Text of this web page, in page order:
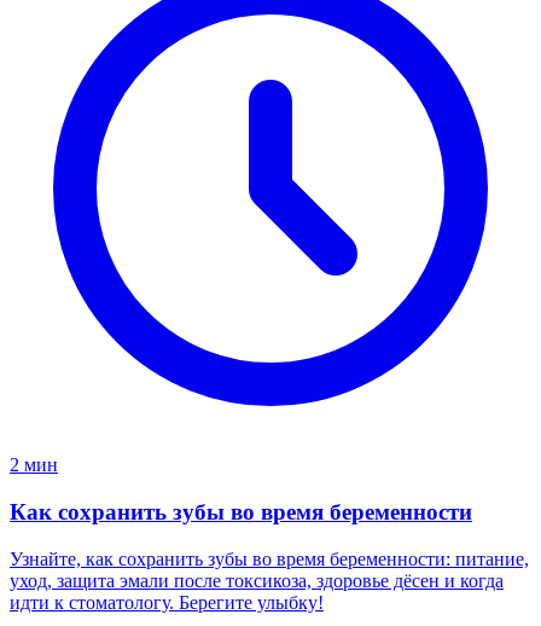
2 мин
Как сохранить зубы во время беременности
Узнайте, как сохранить зубы во время беременности: питание,
уход, защита эмали после токсикоза, здоровье дёсен и когда
идти к стоматологу. Берегите улыбку!